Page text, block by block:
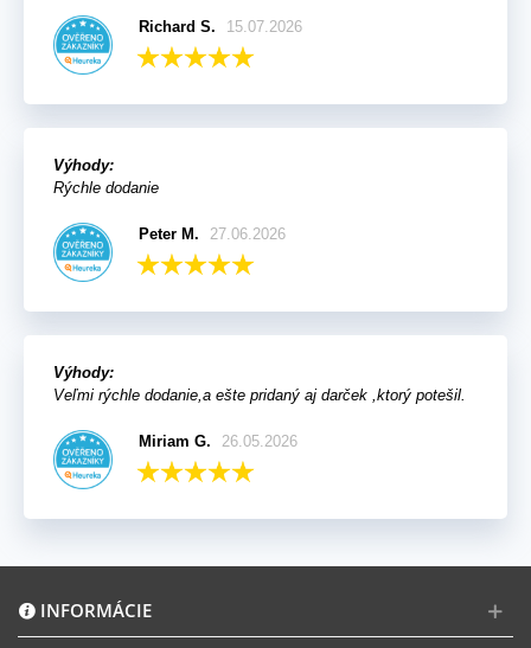
Richard S. 15.07.2026
Výhody:
Rýchle dodanie
Peter M. 27.06.2026
Výhody:
Veľmi rýchle dodanie,a ešte pridaný aj darček ,ktorý potešil.
Miriam G. 26.05.2026
INFORMÁCIE